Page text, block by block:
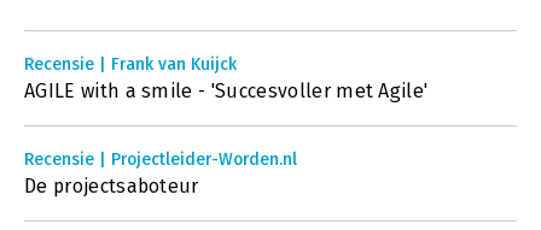
Recensie | Frank van Kuijck
AGILE with a smile - 'Succesvoller met Agile'
Recensie | Projectleider-Worden.nl
De projectsaboteur